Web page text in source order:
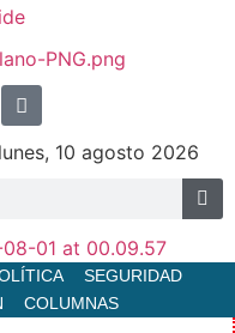
lunes, 10 agosto 2026
SEGURIDAD
COLUMNAS